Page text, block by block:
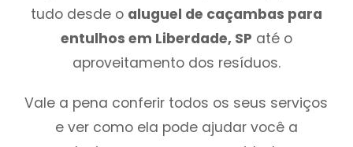
tudo desde o aluguel de caçambas para
entulhos em Liberdade, SP até o
aproveitamento dos resíduos.
Vale a pena conferir todos os seus serviços
e ver como ela pode ajudar você a